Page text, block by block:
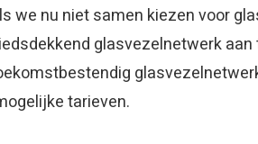
we nu niet samen kiezen voor
glasvezelnetwerk
tarieven.